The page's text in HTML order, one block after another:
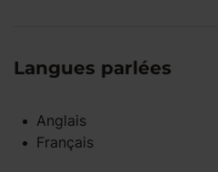
Langues parlées
Anglais
Français